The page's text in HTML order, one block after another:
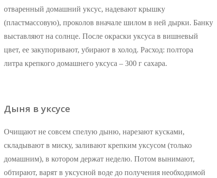
отваренный домашний уксус, надевают крышку
(пластмассовую), проколов вначале шилом в ней дырки. Банку
выставляют на солнце. После окраски уксуса в вишневый
цвет, ее закупоривают, убирают в холод. Расход: полтора
литра крепкого домашнего уксуса – 300 г сахара.
Дыня в уксусе
Очищают не совсем спелую дыню, нарезают кусками,
складывают в миску, заливают крепким уксусом (только
домашним), в котором держат неделю. Потом вынимают,
обтирают, варят в уксусной воде до получения необходимой